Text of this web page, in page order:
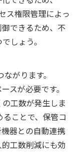
ス権限管理によっ
できるため、不
しょう。
がります。
スが必要です。
工数が発生しま
ことで、保管コ
器との自動連携
工数削減にも効